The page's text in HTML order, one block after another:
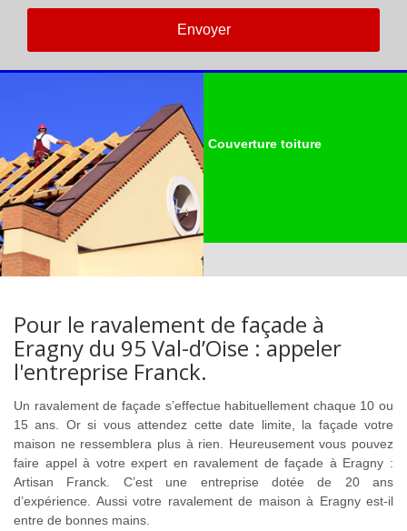
Couverture toiture
Pour le ravalement de façade à
Eragny du 95 Val-d’Oise : appeler
l'entreprise Franck.
Un ravalement de façade s’effectue habituellement chaque 10 ou
15 ans. Or si vous attendez cette date limite, la façade votre
maison ne ressemblera plus à rien. Heureusement vous pouvez
faire appel à votre expert en ravalement de façade à Eragny :
Artisan Franck. C’est une entreprise dotée de 20 ans
d’expérience. Aussi votre ravalement de maison à Eragny est-il
entre de bonnes mains.